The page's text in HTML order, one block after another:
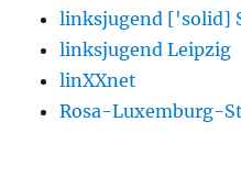
linksjugend ['solid]
linksjugend Leipzig
linXXnet
Rosa-Luxemburg-